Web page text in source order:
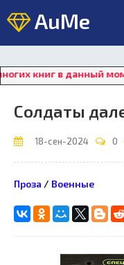
AuMe
данный момент
Солдаты
18-сен-2024 0
Проза / Военные